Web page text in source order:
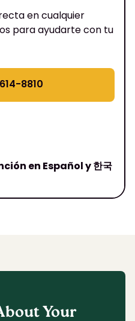
en cualquier
para ayudarte con tu
8810
en Español y 한국
Your